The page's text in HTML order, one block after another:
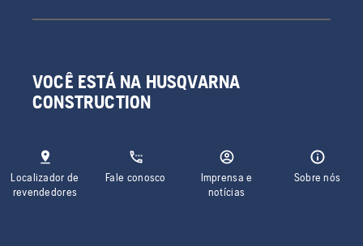
VOCÊ ESTÁ NA HUSQVARNA
CONSTRUCTION
Localizador de
revendedores
Fale conosco
Imprensa e
notícias
Sobre nós